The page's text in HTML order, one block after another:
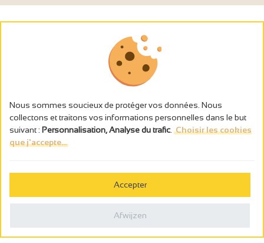
L’abus d’alcool est dangereux pour la santé, à consommer avec
Politique de confidentialité
Nous sommes soucieux de protéger vos données. Nous
collectons et traitons vos informations personnelles dans le but
suivant : Personnalisation, Analyse du trafic Choisir les cookies
que j'accepte...
Accepter
Afwijzen